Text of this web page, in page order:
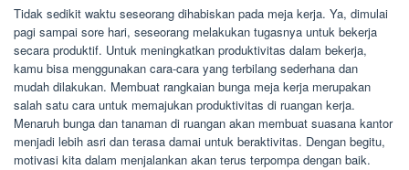
Tidak sedikit waktu seseorang dihabiskan pada meja kerja. Ya, dimulai
pagi sampai sore hari, seseorang melakukan tugasnya untuk bekerja
secara produktif. Untuk meningkatkan produktivitas dalam bekerja,
kamu bisa menggunakan cara-cara yang terbilang sederhana dan
mudah dilakukan. Membuat rangkaian bunga meja kerja merupakan
salah satu cara untuk memajukan produktivitas di ruangan kerja.
Menaruh bunga dan tanaman di ruangan akan membuat suasana kantor
menjadi lebih asri dan terasa damai untuk beraktivitas. Dengan begitu,
motivasi kita dalam menjalankan akan terus terpompa dengan baik.